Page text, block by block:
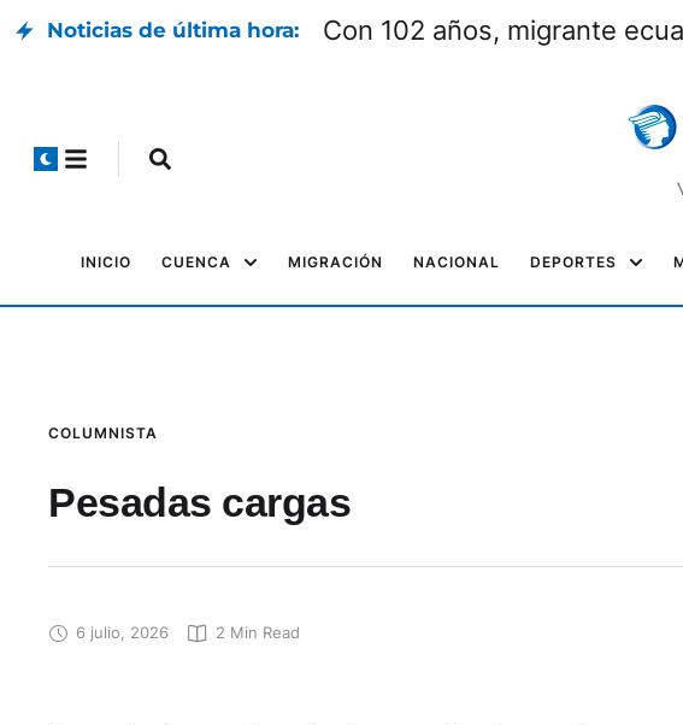
Noticias de última hora: Con 102 años, migrante
INICIO CUENCA MIGRACIÓN NACIONAL DEPORTES
COLUMNISTA
Pesadas cargas
6 julio, 2026 2 Min Read